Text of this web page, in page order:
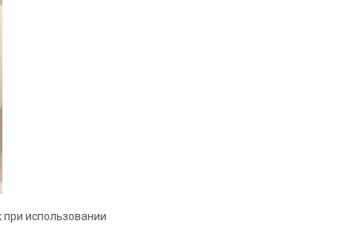
при использовании